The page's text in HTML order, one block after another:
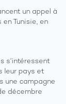
un appel à
Tunisie, en
s’intéressent
leur pays et
une campagne
décembre